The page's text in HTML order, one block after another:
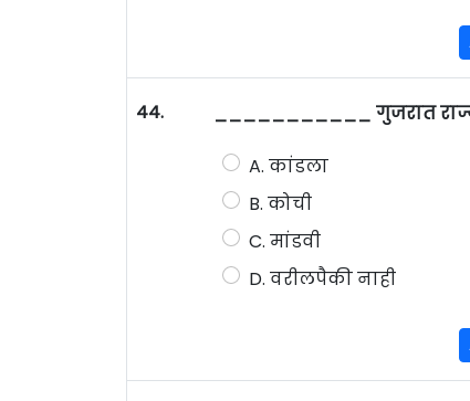
44. ___________ गुजरात
A. कांडला
B. कोची
C. मांडवी
D. वरीलपैकी नाही